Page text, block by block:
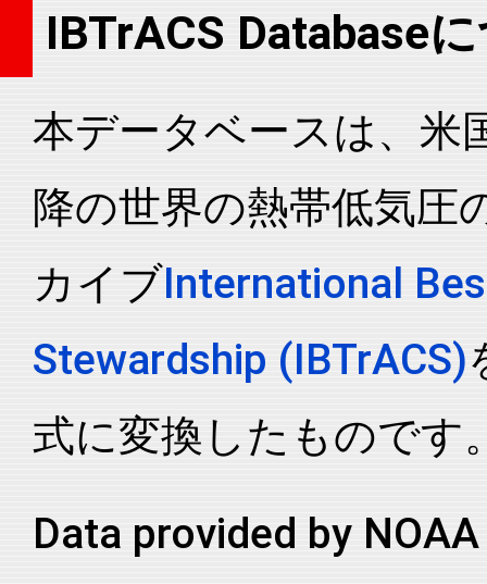
2013054S13100 2013 13 SI WA
2013054S13100 2013 13 SI WA
2013054S13100 SI WA
2013054S13100 2013 13 SI WA
2013054S13100 2013 13 SI WA
2013054S13100 2013 13 SI WA
2013054S13100 2013 13 SI WA
2013054S13100 2013 13 SI WA
2013054S13100
IBTrACS Database
本データベースは、米
降の世界の熱帯低気圧
カイブInternational
Stewardship (IBTrACS)
式に変換したものです
Data provided by